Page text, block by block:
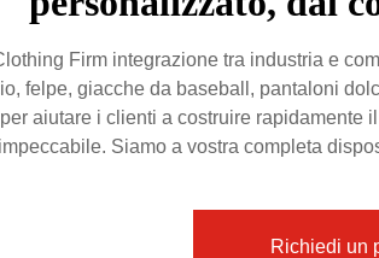
Firm integrazione tra industria e
felpe, giacche da baseball, pantaloni
aiutare i clienti a costruire
impeccabile. Siamo a vostra completa
Richiedi un